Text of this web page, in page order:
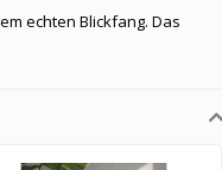
echten Blickfang. Das